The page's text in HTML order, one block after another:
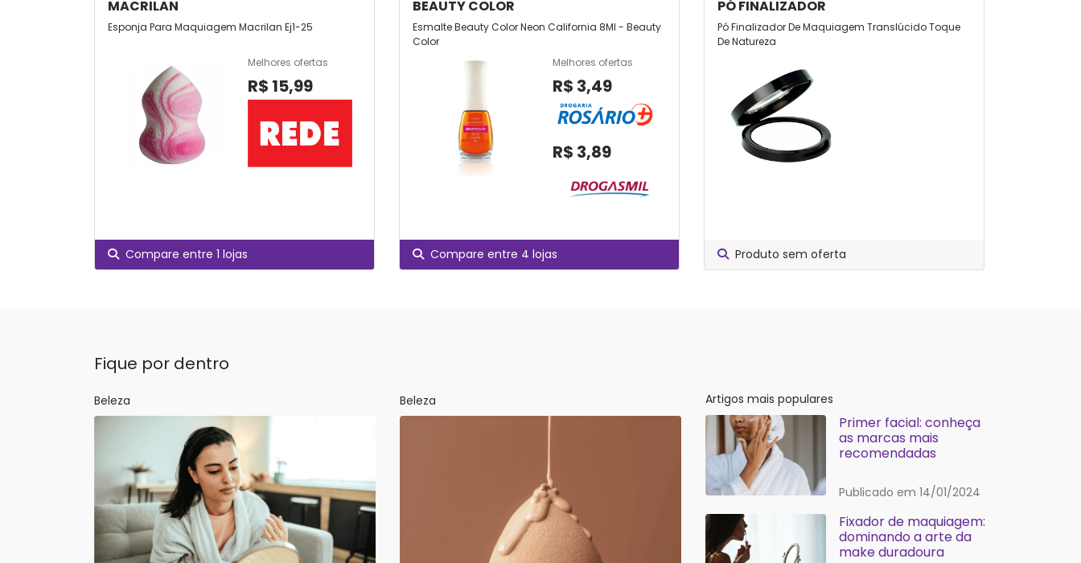
MACRILAN
Esponja Para Maquiagem Macrilan Ej1-25
Melhores ofertas
R$ 15,99
Compare entre 1 lojas
BEAUTY COLOR
Esmalte Beauty Color Neon California 8Ml - Beauty
Color
Melhores ofertas
R$ 3,49
R$ 3,89
Compare entre 4 lojas
PÓ FINALIZADOR
Pó Finalizador De Maquiagem Translúcido Toque
De Natureza
Produto sem oferta
Fique por dentro
Beleza Beleza Artigos mais populares
Primer facial: conheça
as marcas mais
recomendadas
Publicado em 14/01/2024
Fixador de maquiagem:
dominando a arte da
make duradoura